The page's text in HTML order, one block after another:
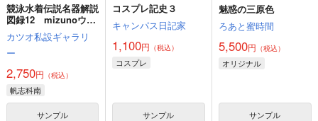
競泳水着伝説名器解説
図録12 mizunoウォ
ーター・ジン×帆志科
南
カツオ私設ギャラリ
ー
2,750円 （税込）
帆志科南
サンプル
コスプレ記史３
キャンパス日記家
1,100円 （税込）
コスプレ
サンプル
魅惑の三原色
ろあと蜜時間
5,500円 （税込）
オリジナル
サンプル